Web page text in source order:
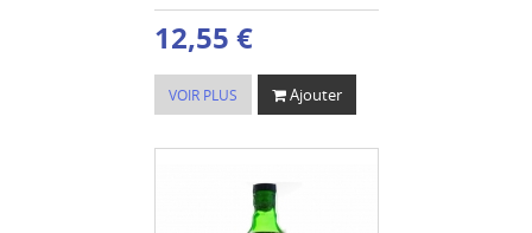
12,55 €
VOIR PLUS Ajouter